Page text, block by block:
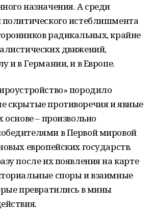
назначения. А среди
политического истеблишмента
радикальных, крайне
движений,
и в Германии, и в Европе.
породило
скрытые противоречия и явные
– произвольно
в Первой мировой
европейских государств.
после их появления на карте
споры и взаимные
превратились в мины